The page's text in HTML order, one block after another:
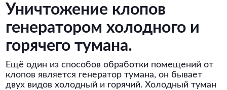
Уничтожение клопов
генератором холодного и
горячего тумана.
Ещё один из способов обработки помещений от
клопов является генератор тумана, он бывает
двух видов холодный и горячий. Холодный туман